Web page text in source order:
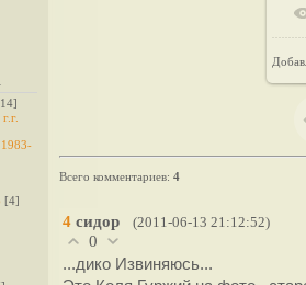
1983-
[4]
Всего комментариев: 4
4 сидор (2011-06-13 21:12:52)
0
...дико Извиняюсь...